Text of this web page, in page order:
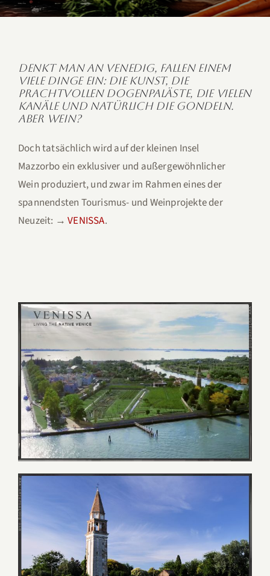
Denkt man an Venedig, fallen einem
viele Dinge ein: Die Kunst, die
prachtvollen Dogenpaläste, die vielen
Kanäle und natürlich die Gondeln.
Aber Wein?
Doch tatsächlich wird auf der kleinen Insel
Mazzorbo ein exklusiver und außergewöhnlicher
Wein produziert, und zwar im Rahmen eines der
spannendsten Tourismus- und Weinprojekte der
Neuzeit: →VENISSA.